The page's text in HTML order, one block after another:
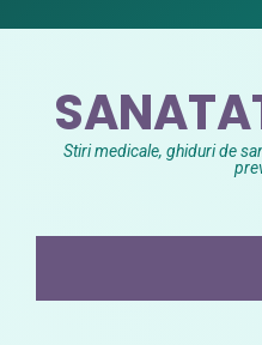
Stiri medicale, ghiduri de